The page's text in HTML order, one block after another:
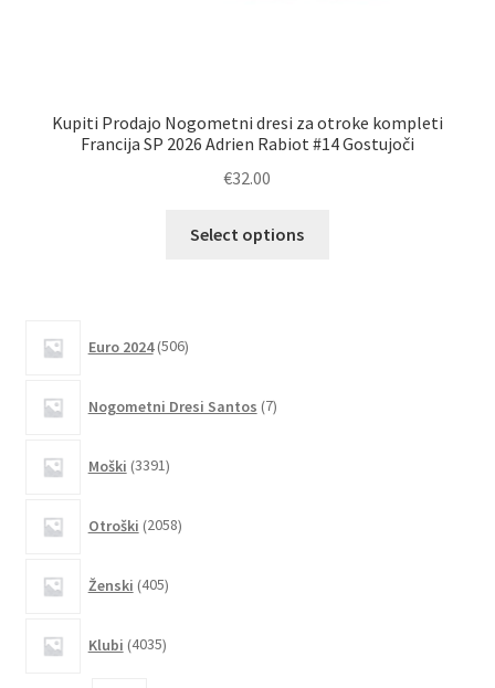
Kupiti Prodajo Nogometni dresi za otroke kompleti
Francija SP 2026 Adrien Rabiot #14 Gostujoči
€32.00
Select options
Euro 2024 506izdelkov
Nogometni Dresi Santos 7izdelkov
Moški 3391izdelkov
Otroški 2058izdelkov
Ženski 405izdelkov
Klubi 4035izdelkov